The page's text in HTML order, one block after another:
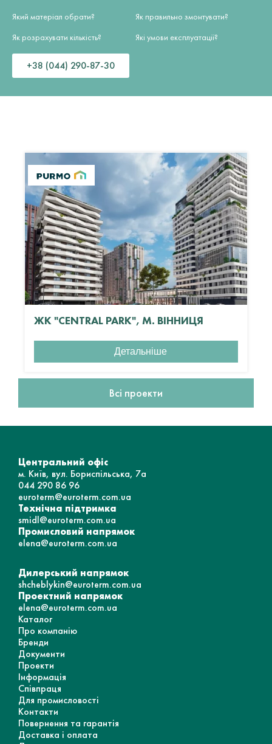
Який матеріал обрати?
Як розрахувати кількість?
Як правильно змонтувати?
Які умови експлуатації?
+38 (044) 290-87-30
ЖК "CENTRAL PARK", М. ВІННИЦЯ
Детальніше
Всі проекти
Центральний офіс
м. Київ, вул. Бориспільська, 7а
044 290 86 96
euroterm@euroterm.com.ua
Технічна підтримка
smidl@euroterm.com.ua
Промисловий напрямок
elena@euroterm.com.ua
Дилерський напрямок
shcheblykin@euroterm.com.ua
Проектний напрямок
elena@euroterm.com.ua
Каталог
Про компанію
Бренди
Документи
Проекти
Інформація
Співпраця
Для промисловості
Контакти
Повернення та гарантія
Доставка і оплата